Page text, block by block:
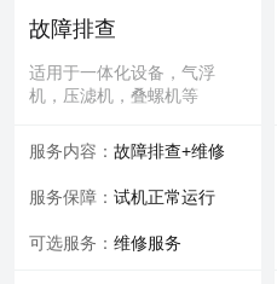
故障排查
适用于一体化设备，气浮
机，压滤机，叠螺机等
服务内容： 故障排查+维修
服务保障： 试机正常运行
可选服务： 维修服务